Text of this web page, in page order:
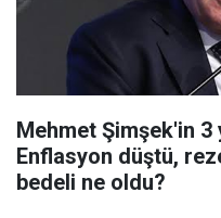
Mehmet Şimşek'in 3
Enflasyon düştü,
bedeli ne oldu?